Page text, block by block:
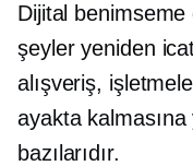
Dijital benimseme
şeyleryeniden
alışveriş,
ayakta kalmasına
bazılarıdır.